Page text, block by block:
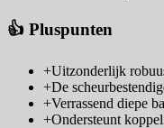
👍 Pluspunten
+Uitzonderlijk
+De
+Verrassend diepe
+Ondersteunt